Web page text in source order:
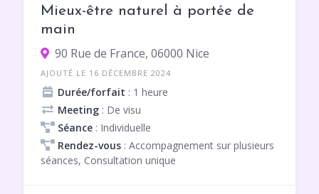
Mieux-être naturel à portée de
main
90 Rue de France, 06000 Nice
AJOUTÉ LE 16 DÉCEMBRE 2024
Durée/forfait : 1 heure
Meeting : De visu
Séance : Individuelle
Rendez-vous : Accompagnement sur plusieurs
séances, Consultation unique